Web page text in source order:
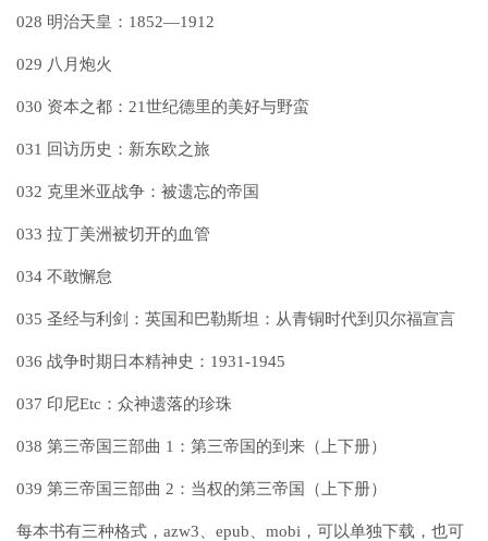
028 明治天皇：1852—1912
029 八月炮火
030 资本之都：21世纪德里的美好与野蛮
031 回访历史：新东欧之旅
032 克里米亚战争：被遗忘的帝国
033 拉丁美洲被切开的血管
034 不敢懈怠
035 圣经与利剑：英国和巴勒斯坦：从青铜时代到贝尔福宣言
036 战争时期日本精神史：1931-1945
037 印尼Etc：众神遗落的珍珠
038 第三帝国三部曲 1：第三帝国的到来（上下册）
039 第三帝国三部曲 2：当权的第三帝国（上下册）
每本书有三种格式，azw3、epub、mobi，可以单独下载，也可